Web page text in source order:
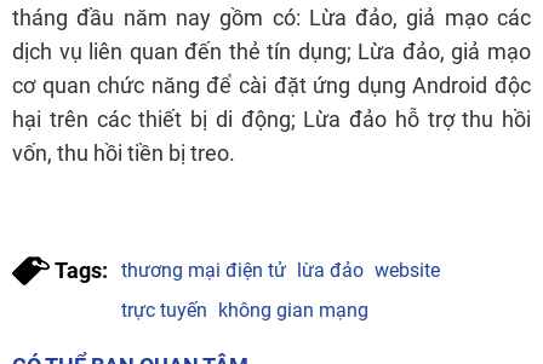
tháng đầu năm nay gồm có: Lừa đảo, giả mạo các
dịch vụ liên quan đến thẻ tín dụng; Lừa đảo, giả mạo
cơ quan chức năng để cài đặt ứng dụng Android độc
hại trên các thiết bị di động; Lừa đảo hỗ trợ thu hồi
vốn, thu hồi tiền bị treo.
Tags: thương mại điện tử lừa đảo website
trực tuyến không gian mạng